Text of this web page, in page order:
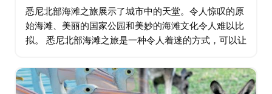
悉尼北部海滩之旅展示了城市中的天堂。令人惊叹的原
始海滩、美丽的国家公园和美妙的海滩文化令人难以比
拟。 悉尼北部海滩之旅是一种令人着迷的方式，可以让
人惊叹的北部海滩和北部灌木丛，探索美丽的动植物…